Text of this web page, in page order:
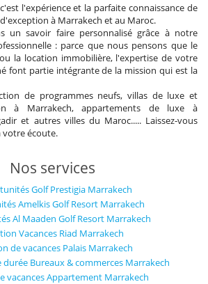
l'expérience et la parfaite connaissance de
à Marrakech et au Maroc.
un savoir faire personnalisé grâce à notre
: parce que nous pensons que le
la location immobilière, l'expertise de votre
font partie intégrante de la mission qui est la
de programmes neufs, villas de luxe et
à Marrakech, appartements de luxe à
et autres villes du Maroc..... Laissez-vous
votre écoute.
Nos services
Golf Prestigia Marrakech
Amelkis Golf Resort Marrakech
Al Maaden Golf Resort Marrakech
Vacances Riad Marrakech
de vacances Palais Marrakech
Bureaux & commerces Marrakech
vacances Appartement Marrakech